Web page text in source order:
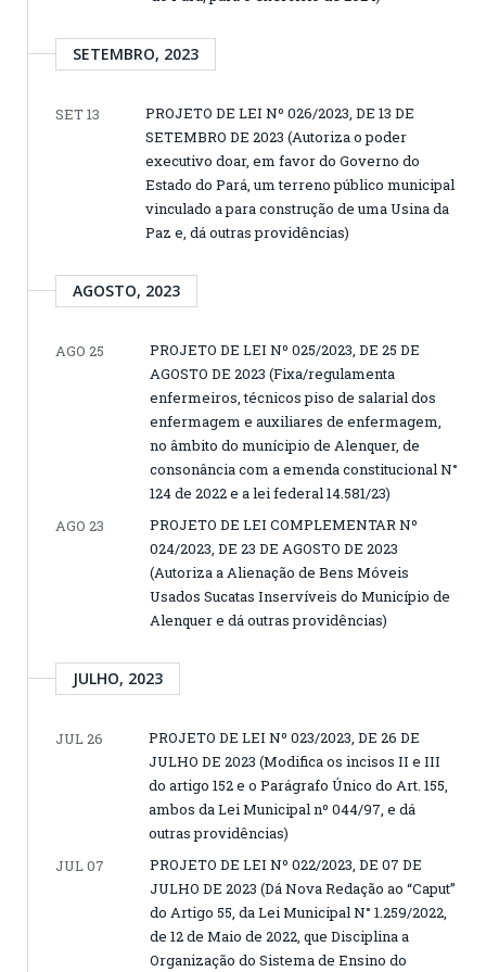
SETEMBRO, 2023
SET 13
PROJETO DE LEI Nº 026/2023, DE 13 DE
SETEMBRO DE 2023 (Autoriza o poder
executivo doar, em favor do Governo do
Estado do Pará, um terreno público municipal
vinculado a para construção de uma Usina da
Paz e, dá outras providências)
AGOSTO, 2023
AGO 25
PROJETO DE LEI Nº 025/2023, DE 25 DE
AGOSTO DE 2023 (Fixa/regulamenta
enfermeiros, técnicos piso de salarial dos
enfermagem e auxiliares de enfermagem,
no âmbito do munícipio de Alenquer, de
consonância com a emenda constitucional N°
124 de 2022 e a lei federal 14.581/23)
AGO 23
PROJETO DE LEI COMPLEMENTAR Nº
024/2023, DE 23 DE AGOSTO DE 2023
(Autoriza a Alienação de Bens Móveis
Usados Sucatas Inservíveis do Município de
Alenquer e dá outras providências)
JULHO, 2023
JUL 26
PROJETO DE LEI Nº 023/2023, DE 26 DE
JULHO DE 2023 (Modifica os incisos II e III
do artigo 152 e o Parágrafo Único do Art. 155,
ambos da Lei Municipal nº 044/97, e dá
outras providências)
JUL 07
PROJETO DE LEI Nº 022/2023, DE 07 DE
JULHO DE 2023 (Dá Nova Redação ao “Caput”
do Artigo 55, da Lei Municipal N° 1.259/2022,
de 12 de Maio de 2022, que Disciplina a
Organização do Sistema de Ensino do